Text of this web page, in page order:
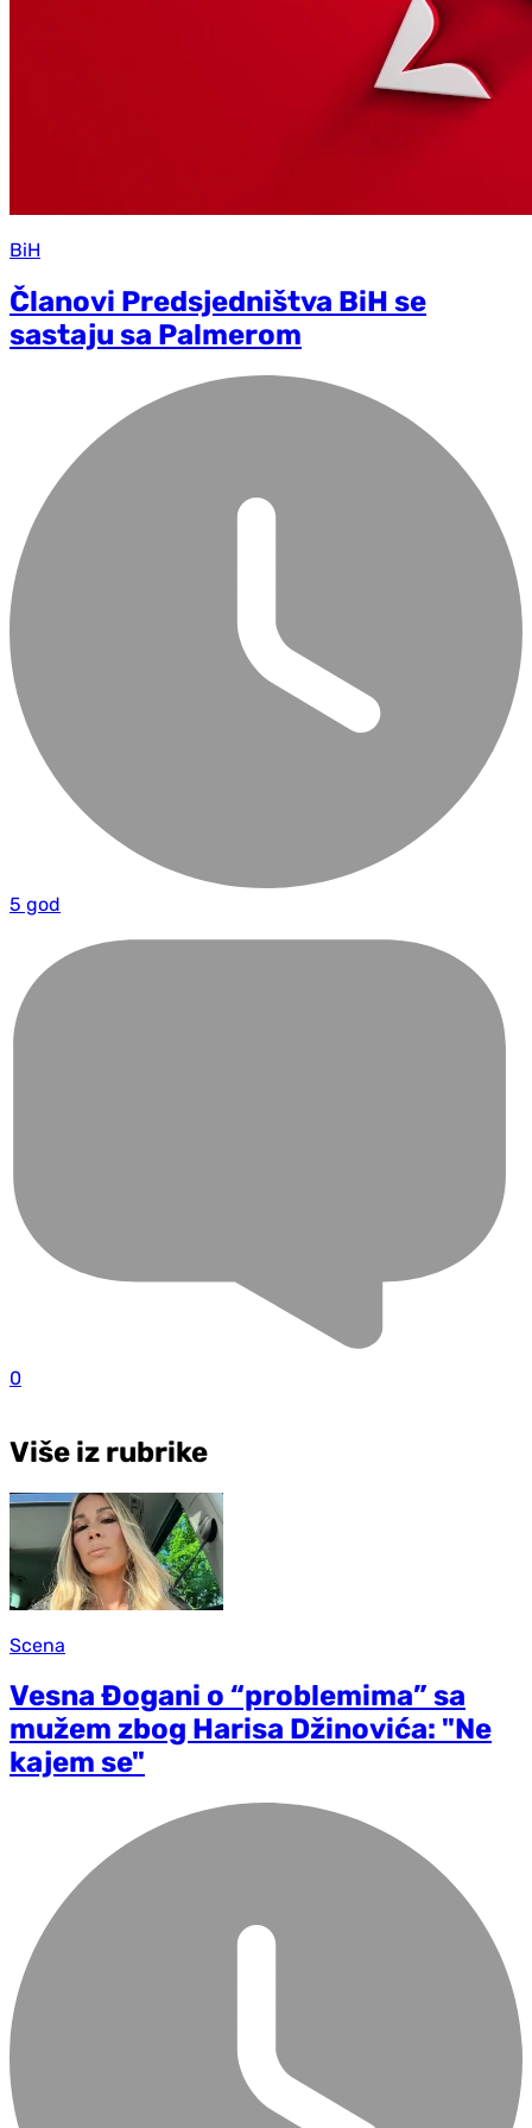
BiH
Članovi Predsjedništva BiH se
sastaju sa Palmerom
5 god
0
Više iz rubrike
Scena
Vesna Đogani o “problemima” sa
mužem zbog Harisa Džinovića: "Ne
kajem se"